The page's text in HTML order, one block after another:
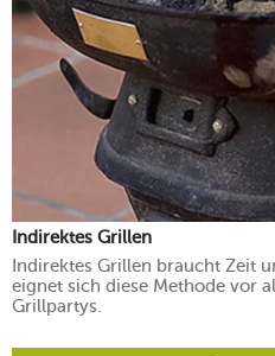
Indirektes Grillen
Indirektes Grillen braucht Zeit
eignet sich diese Methode vor
Grillpartys.